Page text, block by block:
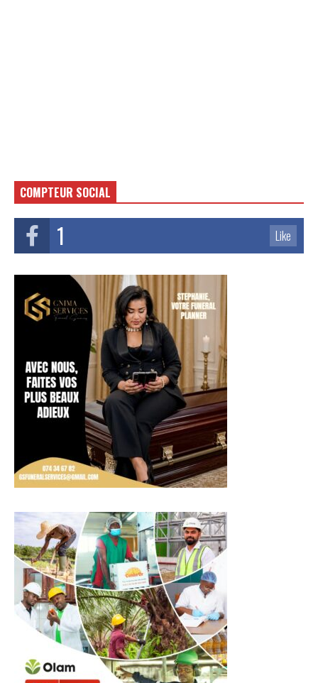
COMPTEUR SOCIAL
1 Like